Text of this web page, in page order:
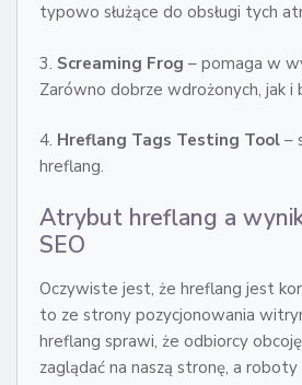
typowo służące do obsługi tych
3. Screaming Frog – pomaga w
Zarówno dobrze wdrożonych, jak i
4. Hreflang Tags Testing Tool –
hreflang.
Atrybut hreflang a
SEO
Oczywiste jest, że hreflang jest
to ze strony pozycjonowania
hreflang sprawi, że odbiorcy
zaglądać na naszą stronę, a